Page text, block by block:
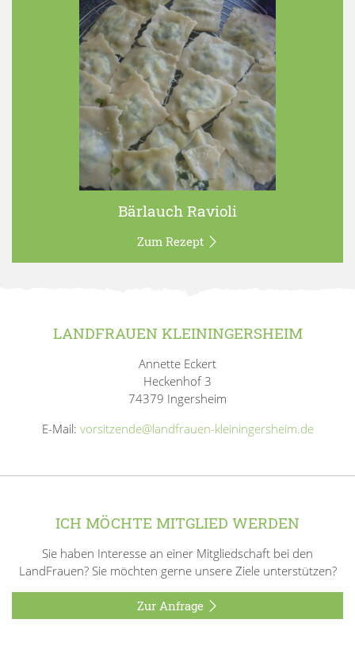
Bärlauch Ravioli
Zum Rezept
LANDFRAUEN KLEININGERSHEIM
Annette Eckert
Heckenhof 3
74379 Ingersheim
E-Mail: vorsitzende@landfrauen-kleiningersheim.de
ICH MÖCHTE MITGLIED WERDEN
Sie haben Interesse an einer Mitgliedschaft bei den
LandFrauen? Sie möchten gerne unsere Ziele unterstützen?
Zur Anfrage